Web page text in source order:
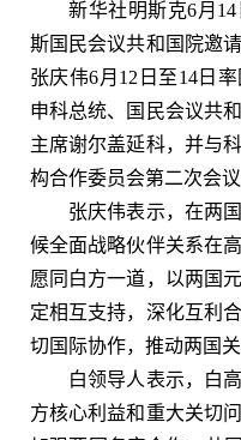
新华社明斯克6月
斯国民会议共和国院邀
张庆伟6月12日至14日
申科总统、国民会议共
主席谢尔盖延科，并与
构合作委员会第二次会议
张庆伟表示，在两国
候全面战略伙伴关系在
愿同白方一道，以两国
定相互支持，深化互利
切国际协作，推动两国关
白领导人表示，白高
方核心利益和重大关切